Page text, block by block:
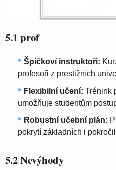
5.1 prof
Špičkoví instruktoři:
profesoři z prestižních
Flexibilní učení: Trénink
umožňuje studentům
Robustní učební plán:
pokrytí základních i
5.2 Nevýhody